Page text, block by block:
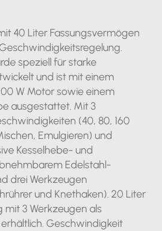
40 Liter Fassungsvermögen
speziell für starke
und ist mit einem
W Motor sowie einem
ausgestattet. Mit 3
(40, 80, 160
Emulgieren) und
Kesselhebe- und
Edelstahl-
drei Werkzeugen
und Knethaken). 20 Liter
mit 3 Werkzeugen als
Geschwindigkeit